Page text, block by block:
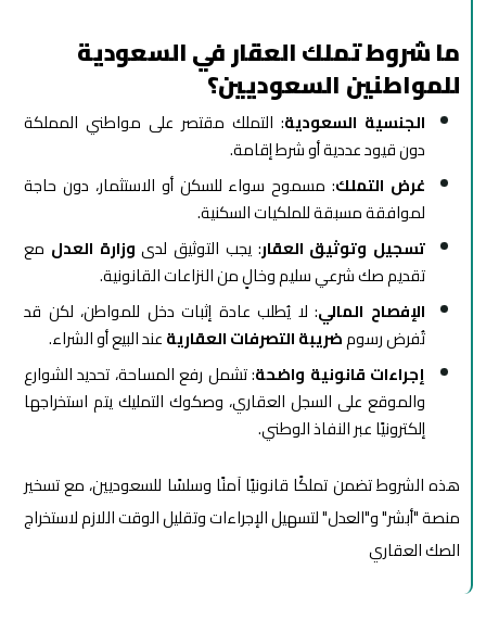
ما شروط تملك العقار في السعودية
للمواطنين السعوديين؟
الجنسية السعودية: التملك مقتصر على مواطني المملكة
دون قيود عددية أو شرط إقامة.
غرض التملك: مسموح سواء للسكن أو الاستثمار، دون حاجة
لموافقة مسبقة للملكيات السكنية.
تسجيل وتوثيق العقار: يجب التوثيق لدى وزارة العدل مع
تقديم صك شرعي سليم وخالٍ من النزاعات القانونية.
الإفصاح المالي: لا يُطلب عادة إثبات دخل للمواطن، لكن قد
تُفرض رسومضريبة التصرفات العقاريةعند البيع أو الشراء.
إجراءات قانونية واضحة: تشمل رفع المساحة، تحديد الشوارع
والموقع على السجل العقاري، وصكوك التمليك يتم استخراجها
إلكترونيًا عبر النفاذ الوطني.
هذه الشروط تضمن تملكًا قانونيًا آمنًا وسلسًا للسعوديين، مع تسخير
منصة "أبشر" و"العدل" لتسهيل الإجراءات وتقليل الوقت اللازم لاستخراج
الصك العقاري